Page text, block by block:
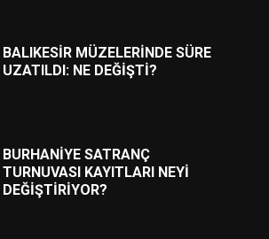
BALIKESİR MÜZELERİNDE SÜRE
UZATILDI: NE DEĞİŞTİ?
BURHANİYE SATRANÇ
TURNUVASI KAYITLARI NEYİ
DEĞİŞTİRİYOR?